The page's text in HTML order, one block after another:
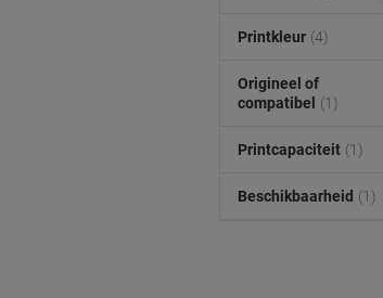
Printkleur (4)
Origineel of
compatibel
(1)
Printcapaciteit (1)
Beschikbaarheid (1)